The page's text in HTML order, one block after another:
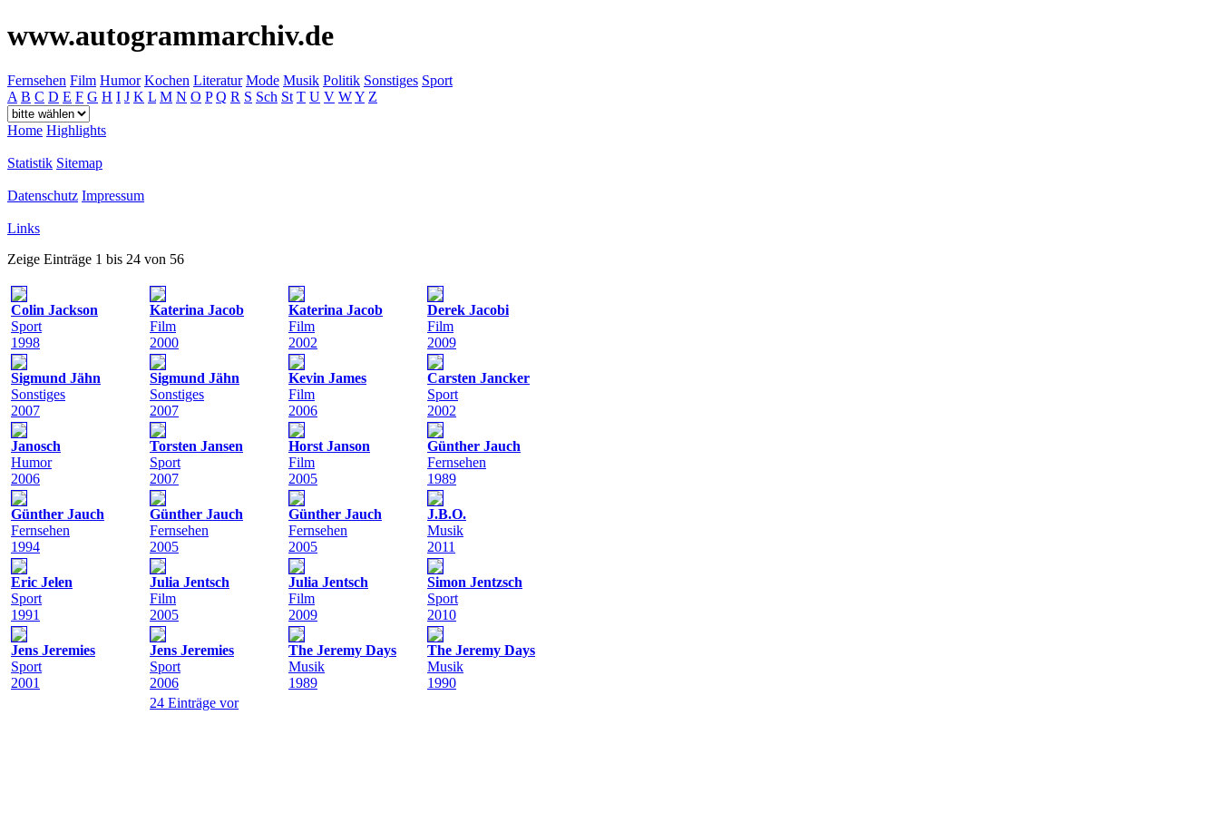
www.autogrammarchiv.de
Fernsehen Film Humor Kochen Literatur Mode Musik Politik Sonstiges Sport
A B C D E F G H I J K L M N O P Q R S Sch St T U V WY Z
Home Highlights
Statistik Sitemap
Datenschutz Impressum
Links
Zeige Einträge 1 bis 24 von 56
Colin Jackson
Sport
1998
Katerina Jacob
Film
2000
Katerina Jacob
Film
2002
Derek Jacobi
Film
2009
Sigmund Jähn
Sonstiges
2007
Sigmund Jähn
Sonstiges
2007
Kevin James
Film
2006
Carsten Jancker
Sport
2002
Janosch
Humor
2006
Torsten Jansen
Sport
2007
Horst Janson
Film
2005
Günther Jauch
Fernsehen
1989
Günther Jauch
Fernsehen
1994
Günther Jauch
Fernsehen
2005
Günther Jauch
Fernsehen
2005
J.B.O.
Musik
2011
Eric Jelen
Sport
1991
Julia Jentsch
Film
2005
Julia Jentsch
Film
2009
Simon Jentzsch
Sport
2010
Jens Jeremies
Sport
2001
Jens Jeremies
Sport
2006
The Jeremy Days
Musik
1989
The Jeremy Days
Musik
1990
24 Einträge vor